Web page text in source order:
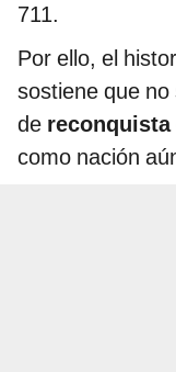
711.
Por ello, el
sostiene que
de reconquista
como nación